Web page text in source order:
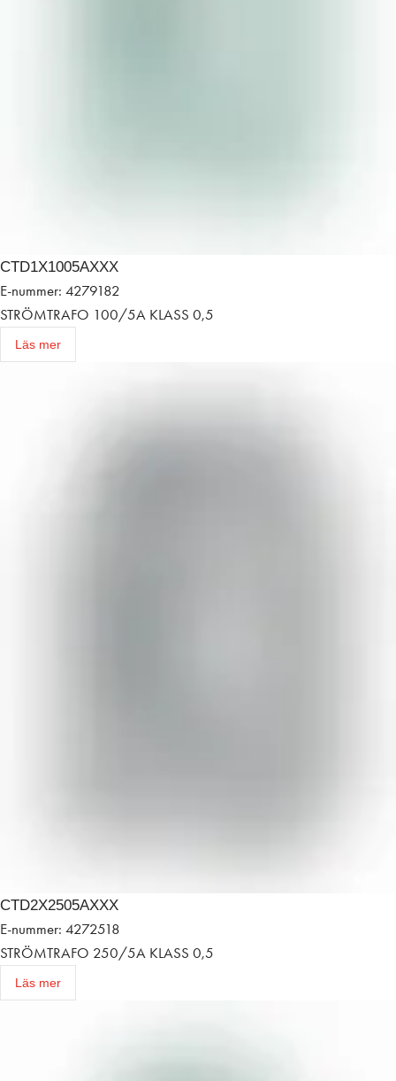
CTD1X1005AXXX
E-nummer: 4279182
STRÖMTRAFO 100/5A KLASS 0,5
Läs mer
CTD2X2505AXXX
E-nummer: 4272518
STRÖMTRAFO 250/5A KLASS 0,5
Läs mer